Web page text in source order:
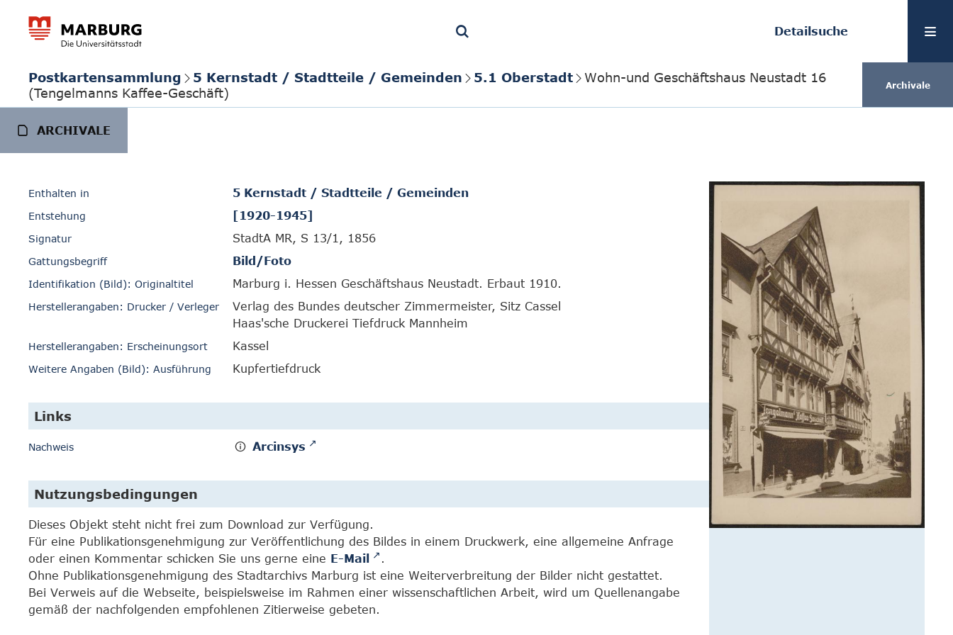
Detailsuche
Postkartensammlung 5 Kernstadt / Stadtteile / Gemeinden 5.1 Oberstadt
Wohn-und Geschäftshaus Neustadt 16
(Tengelmanns Kaffee-Geschäft)
Archivale
ARCHIVALE
Enthalten in 5 Kernstadt / Stadtteile / Gemeinden
Entstehung [1920-1945]
Signatur StadtA MR, S 13/1, 1856
Gattungsbegriff Bild/Foto
Identifikation (Bild): Originaltitel Marburg i. Hessen Geschäftshaus Neustadt. Erbaut 1910.
Herstellerangaben: Drucker / Verleger
Verlag des Bundes deutscher Zimmermeister, Sitz Cassel
Haas'sche Druckerei Tiefdruck Mannheim
Herstellerangaben: Erscheinungsort Kassel
Weitere Angaben (Bild): Ausführung Kupfertiefdruck
Links
Nachweis Arcinsys
Nutzungsbedingungen
Dieses Objekt steht nicht frei zum Download zur Verfügung.
Für eine Publikationsgenehmigung zur Veröffentlichung des Bildes in einem Druckwerk, eine allgemeine Anfrage
oder einen Kommentar schicken Sie uns gerne eine E-Mail
.
Ohne Publikationsgenehmigung des Stadtarchivs Marburg ist eine Weiterverbreitung der Bilder nicht gestattet.
Bei Verweis auf die Webseite, beispielsweise im Rahmen einer wissenschaftlichen Arbeit, wird um Quellenangabe
gemäß der nachfolgenden empfohlenen Zitierweise gebeten.